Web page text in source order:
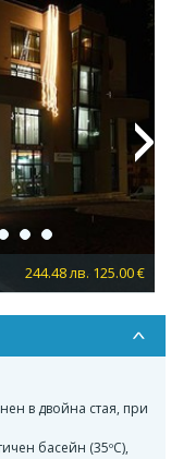
244.48 лв. 125.00 €
в двойна стая, при
басейн (35ºС),